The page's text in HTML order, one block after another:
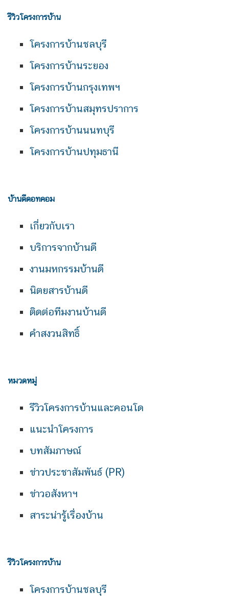
รีวิวโครงการบ้าน
โครงการบ้านชลบุรี
โครงการบ้านระยอง
โครงการบ้านกรุงเทพฯ
โครงการบ้านสมุทรปราการ
โครงการบ้านนนทบุรี
โครงการบ้านปทุมธานี
บ้านดีดอทคอม
เกี่ยวกับเรา
บริการจากบ้านดี
งานมหกรรมบ้านดี
นิตยสารบ้านดี
ติดต่อทีมงานบ้านดี
คำสงวนสิทธิ์
หมวดหมู่
รีวิวโครงการบ้านและคอนโด
แนะนำโครงการ
บทสัมภาษณ์
ข่าวประชาสัมพันธ์ (PR)
ข่าวอสังหาฯ
สาระน่ารู้เรื่องบ้าน
รีวิวโครงการบ้าน
โครงการบ้านชลบุรี